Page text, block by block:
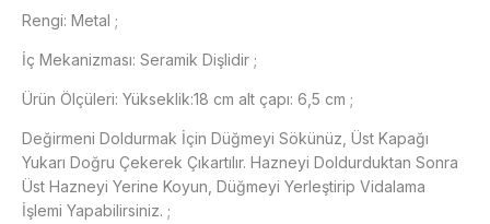
Rengi: Metal ;
İç Mekanizması: Seramik Dişlidir ;
Ürün Ölçüleri: Yükseklik:18 cm alt çapı: 6,5 cm ;
Değirmeni Doldurmak İçin Düğmeyi Sökünüz, Üst Kapağı
Yukarı Doğru Çekerek Çıkartılır. Hazneyi Doldurduktan Sonra
Üst Hazneyi Yerine Koyun, Düğmeyi Yerleştirip Vidalama
İşlemi Yapabilirsiniz. ;